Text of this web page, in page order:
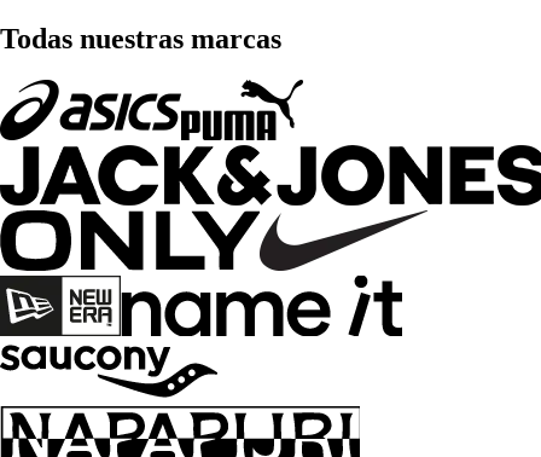
Todas nuestras marcas